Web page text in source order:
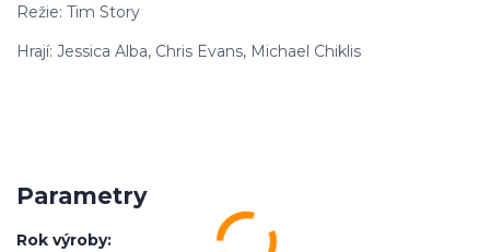
Režie: Tim Story
Hrají: Jessica Alba, Chris Evans, Michael Chiklis
Parametry
Rok výroby